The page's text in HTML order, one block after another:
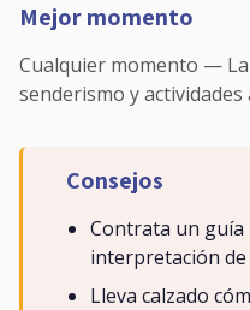
Mejor momento
Cualquier momento —
senderismo y actividades
Consejos
Contrata un guía
interpretación
Lleva calzado